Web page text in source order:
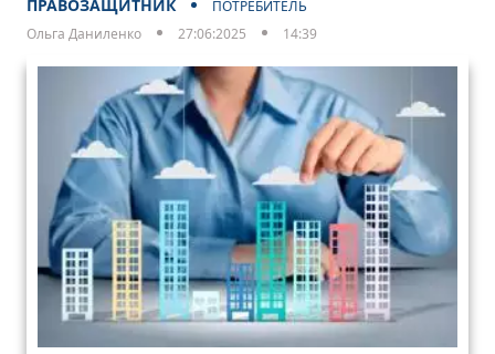
ПРАВОЗАЩИТНИК
ПОТРЕБИТЕЛЬ
Ольга Даниленко
27:06:2025 14:39